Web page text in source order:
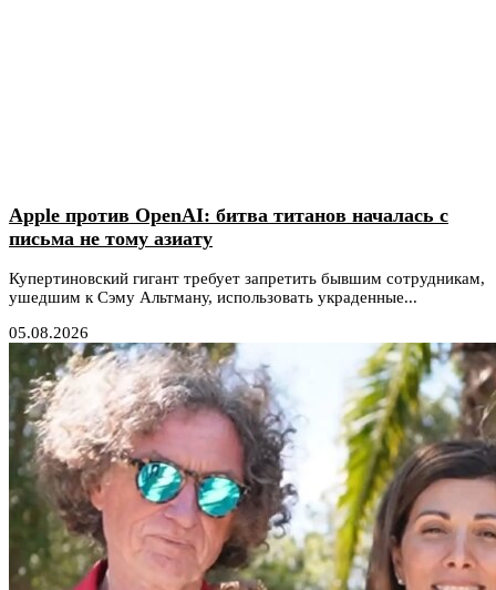
Apple против OpenAI: битва титанов началась с
письма не тому азиату
Купертиновский гигант требует запретить бывшим сотрудникам,
ушедшим к Сэму Альтману, использовать украденные...
05.08.2026